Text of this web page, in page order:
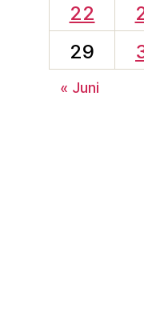
22
29
« Juni